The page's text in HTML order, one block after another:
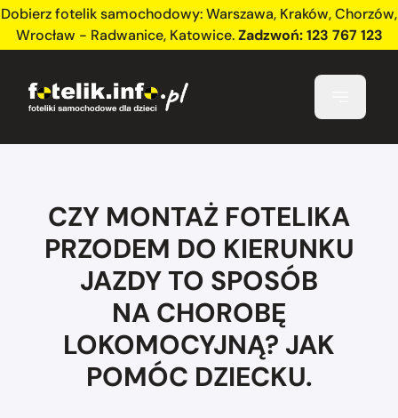
Dobierz fotelik samochodowy:Warszawa, Kraków,Chorzów,
Wrocław - Radwanice, Katowice.Zadzwoń:123 767 123
CZY MONTAŻ FOTELIKA
PRZODEM DO KIERUNKU
JAZDY TO SPOSÓB
NA CHOROBĘ
LOKOMOCYJNĄ? JAK
POMÓC DZIECKU.